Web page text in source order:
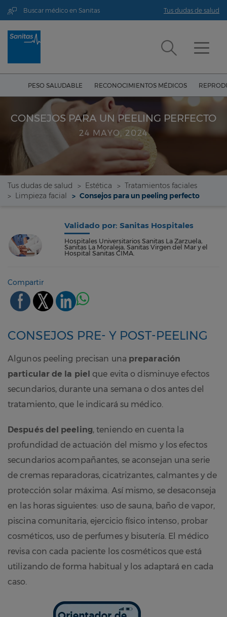
Buscar médico en Sanitas Tus dudas de salud
PESO SALUDABLE RECONOCIMIENTOS MÉDICOS
CONSEJOS PARA UN PEELING PERFECTO
24 MAYO, 2024
Tus dudas de salud Estética
Tratamientos faciales
Limpieza facial
Consejos para un peeling perfecto
Validado por: Sanitas Hospitales
Hospitales Universitarios Sanitas La Zarzuela,
Sanitas La Moraleja, Sanitas Virgen del Mar y el
Hospital Sanitas CIMA.
Compartir
CONSEJOS PRE- Y POST-PEELING
Algunos peeling precisan una preparación
particular de la piel que evita o disminuye efectos
secundarios, durante una semana o dos antes del
tratamiento, que le indicará su médico.
Después del peeling, teniendo en cuenta la
profundidad de actuación del mismo y los efectos
secundarios acompañantes, se aconsejan una serie
de cremas reparadoras, cicatrizantes, calmantes y de
protección solar máxima. Así mismo, se desaconseja
en las horas siguientes: uso de sauna, baño de vapor,
piscina comunitaria, ejercicio físico intenso, probar
cosméticos, uso de perfumes y bisutería. El médico
revisa con cada paciente los cosméticos que está
utilizando de forma habitual y los adaptará en cada
caso.